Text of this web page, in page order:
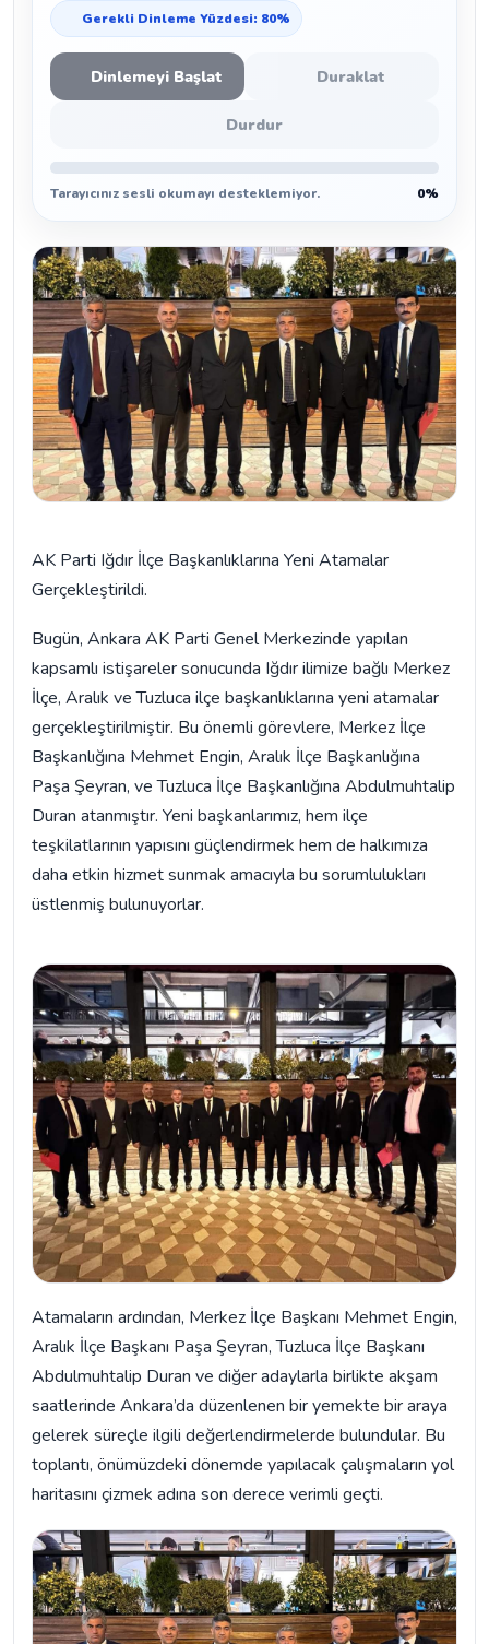
Gerekli Dinleme Yüzdesi: 80%
Dinlemeyi Başlat Duraklat
Durdur
Tarayıcınız sesli okumayı desteklemiyor. 0%
AK Parti Iğdır İlçe Başkanlıklarına Yeni Atamalar
Gerçekleştirildi.
Bugün, Ankara AK Parti Genel Merkezinde yapılan
kapsamlı istişareler sonucunda Iğdır ilimize bağlı Merkez
İlçe, Aralık ve Tuzluca ilçe başkanlıklarına yeni atamalar
gerçekleştirilmiştir. Bu önemli görevlere, Merkez İlçe
Başkanlığına Mehmet Engin, Aralık İlçe Başkanlığına
Paşa Şeyran, ve Tuzluca İlçe Başkanlığına Abdulmuhtalip
Duran atanmıştır. Yeni başkanlarımız, hem ilçe
teşkilatlarının yapısını güçlendirmek hem de halkımıza
daha etkin hizmet sunmak amacıyla bu sorumlulukları
üstlenmiş bulunuyorlar.
Atamaların ardından, Merkez İlçe Başkanı Mehmet Engin,
Aralık İlçe Başkanı Paşa Şeyran, Tuzluca İlçe Başkanı
Abdulmuhtalip Duran ve diğer adaylarla birlikte akşam
saatlerinde Ankara’da düzenlenen bir yemekte bir araya
gelerek süreçle ilgili değerlendirmelerde bulundular. Bu
toplantı, önümüzdeki dönemde yapılacak çalışmaların yol
haritasını çizmek adına son derece verimli geçti.